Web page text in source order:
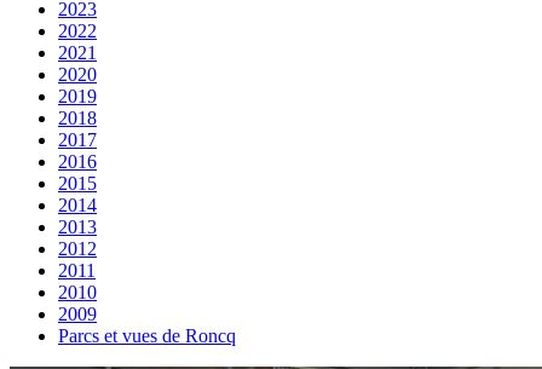
2023
2022
2021
2020
2019
2018
2017
2016
2015
2014
2013
2012
2011
2010
2009
Parcs et vues de Roncq